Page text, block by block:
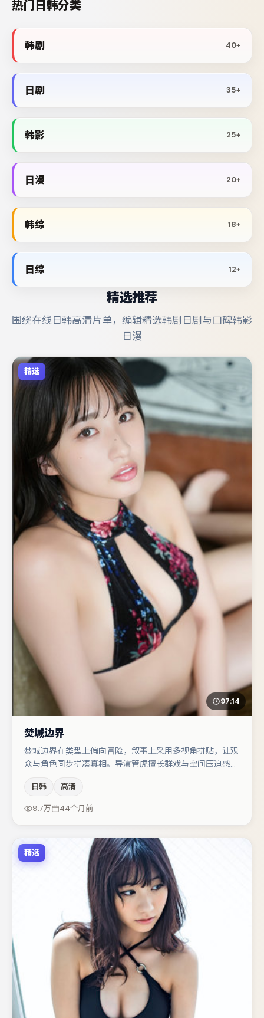
热门日韩分类
韩剧 40+
日剧 35+
韩影 25+
日漫 20+
韩综 18+
日综 12+
精选推荐
围绕在线日韩高清片单，编辑精选韩剧日剧与口碑韩影
日漫
精选
97:14
焚城边界
焚城边界在类型上偏向冒险，叙事上采用多视角拼贴，让观
众与角色同步拼凑真相。导演管虎擅长群戏与空间压迫感，
驱动，雷佳音、杨幂分别提供反差与喜剧/悬疑调剂（视场
次而定）。若你偏爱强类型与清晰主线，这部作品值得关
日韩 高清
9.7万 44个月前
精选